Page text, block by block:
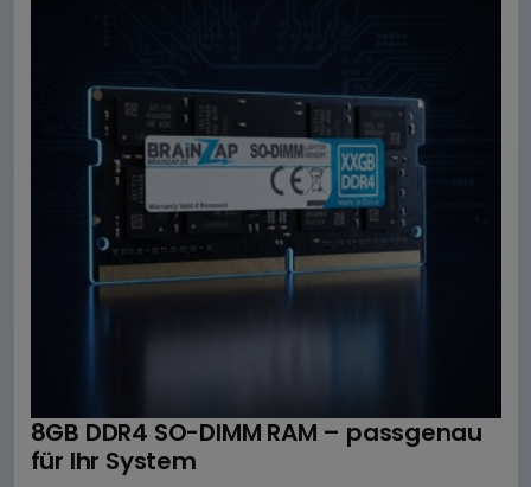
8GB DDR4 SO-DIMM RAM – passgenau
für Ihr System